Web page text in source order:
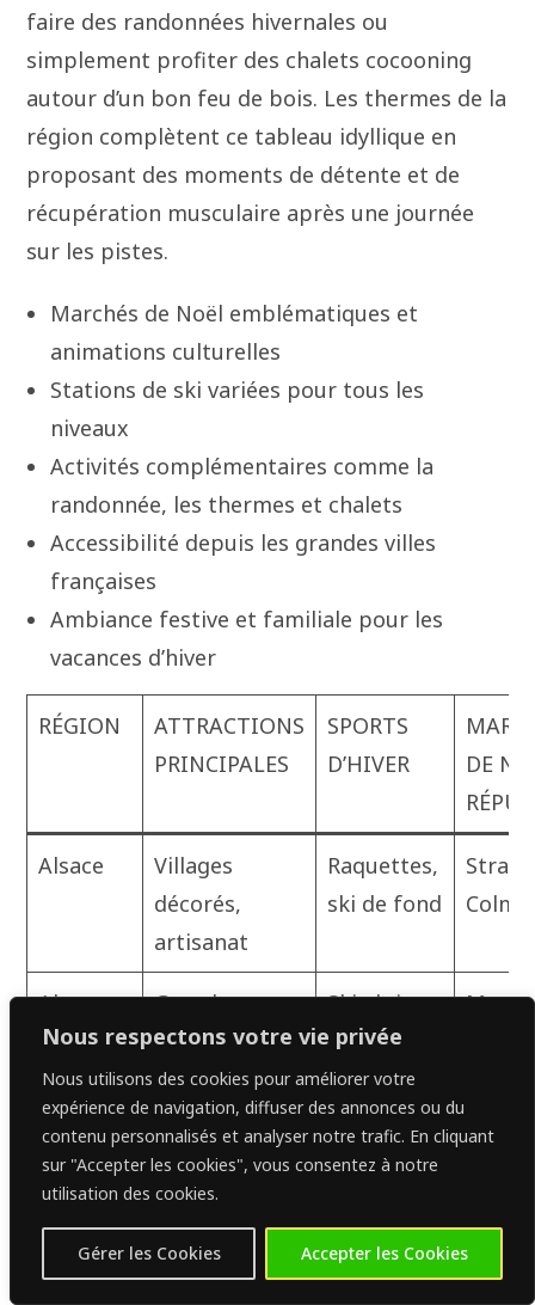
Nous respectons votre vie privée
Nous utilisons des cookies pour améliorer votre
expérience de navigation, diffuser des annonces ou du
contenu personnalisés et analyser notre trafic. En cliquant
sur "Accepter les cookies", vous consentez à notre
utilisation des cookies.
Gérer les Cookies Accepter les Cookies
faire des randonnées hivernales ou
simplement profiter des chalets cocooning
autour d’un bon feu de bois. Les thermes de la
région complètent ce tableau idyllique en
proposant des moments de détente et de
récupération musculaire après une journée
sur les pistes.
Marchés de Noël emblématiques et
animations culturelles
Stations de ski variées pour tous les
niveaux
Activités complémentaires comme la
randonnée, les thermes et chalets
Accessibilité depuis les grandes villes
françaises
Ambiance festive et familiale pour les
vacances d’hiver
RÉGION
ATTRACTIONS
PRINCIPALES
SPORTS
D’HIVER
DE
Alsace
Villages
décorés,
artisanat
Raquettes,
ski de fond
Alpes
Grand
domaine
skiable
Ski alpin,
snowboard
Pyrénées
Paysages
Ski,
hivernale